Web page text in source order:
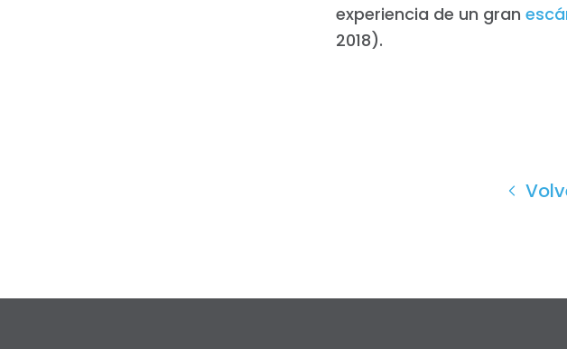
experiencia de un gran
2018).